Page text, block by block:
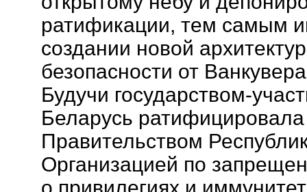
ратификации, тем самым
создании новой
безопасности от
Будучи государством-
Беларусь
Правительством
Организацией по